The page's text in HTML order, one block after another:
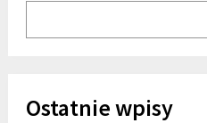
Ostatnie wpisy